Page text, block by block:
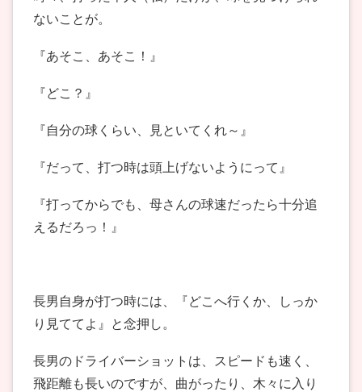
ないことが。
『あそこ、あそこ！』
『どこ？』
『自分の球くらい、見といてくれ～』
『だって、打つ時は頭上げないようにって』
『打ってからでも、母さんの球速だったら十分追
えるだろっ！』
長男自身が打つ時には、『どこへ行くか、しっか
り見ててよ』と念押し。
長男のドライバーショットは、スピードも速く、
飛距離も長いのですが、曲がったり、木々に入り